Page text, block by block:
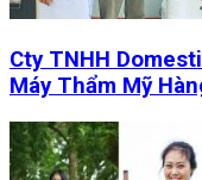
Cty TNHH
Máy Thẩm Mỹ